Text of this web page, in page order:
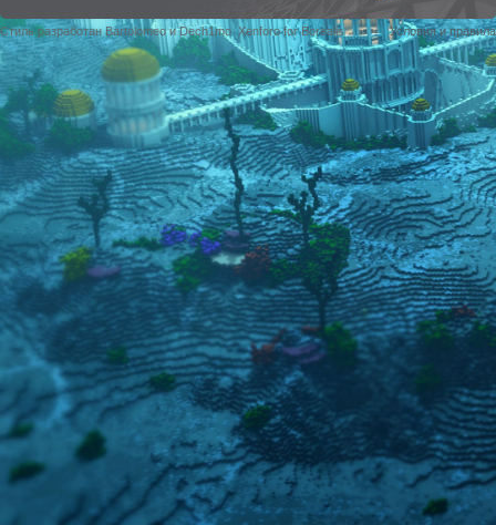
Стиль разработан Bartolomeo и Dech1moXenforo for Borealis Условия и правила